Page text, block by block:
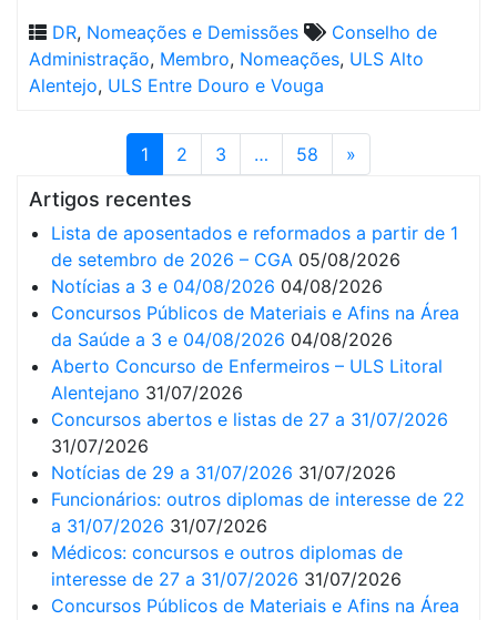
DR, Nomeações e Demissões
Conselho de
Administração, Membro, Nomeações, ULS Alto
Alentejo, ULS Entre Douro e Vouga
1 2 3 … 58 »
Artigos recentes
Lista de aposentados e reformados a partir de 1
de setembro de 2026 – CGA 05/08/2026
Notícias a 3 e 04/08/2026 04/08/2026
Concursos Públicos de Materiais e Afins na Área
da Saúde a 3 e 04/08/2026 04/08/2026
Aberto Concurso de Enfermeiros – ULS Litoral
Alentejano 31/07/2026
Concursos abertos e listas de 27 a 31/07/2026
31/07/2026
Notícias de 29 a 31/07/2026 31/07/2026
Funcionários: outros diplomas de interesse de 22
a 31/07/2026 31/07/2026
Médicos: concursos e outros diplomas de
interesse de 27 a 31/07/2026 31/07/2026
Concursos Públicos de Materiais e Afins na Área